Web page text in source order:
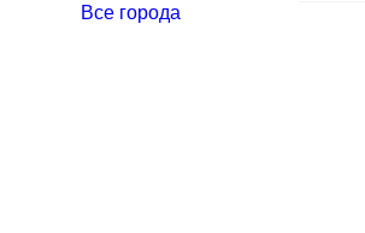
Все города